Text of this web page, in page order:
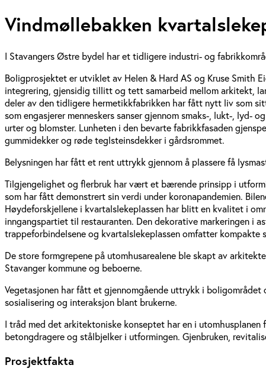
Vindmøllebakken
I Stavangers Østre bydel har et tidligere industri- og
Boligprosjektet er utviklet av Helen & Hard AS og Kruse Smith
integrering, gjensidig tillitt og tett samarbeid mellom arkitekt,
deler av den tidligere hermetikkfabrikken har fått nytt liv som
som engasjerer menneskers sanser gjennom smaks-, lukt-, lyd-
urter og blomster. Lunheten i den bevarte fabrikkfasaden
gummidekker og røde teglsteinsdekker i gårdsrommet.
Belysningen har fått et rent uttrykk gjennom å plassere få
Tilgjengelighet og flerbruk har vært et bærende prinsipp i
som har fått demonstrert sin verdi under koronapandemien.
Høydeforskjellene i kvartalslekeplassen har blitt en kvalitet i
inngangspartiet til restauranten. Den dekorative markeringen i
trappeforbindelsene og kvartalslekeplassen omfatter
De store formgrepene på utomhusarealene ble skapt av
Stavanger kommune og beboerne.
Vegetasjonen har fått et gjennomgående uttrykk i
sosialisering og interaksjon blant brukerne.
I tråd med det arkitektoniske konseptet har en i
betongdragere og stålbjelker i utformingen. Gjenbruken,
Prosjektfakta